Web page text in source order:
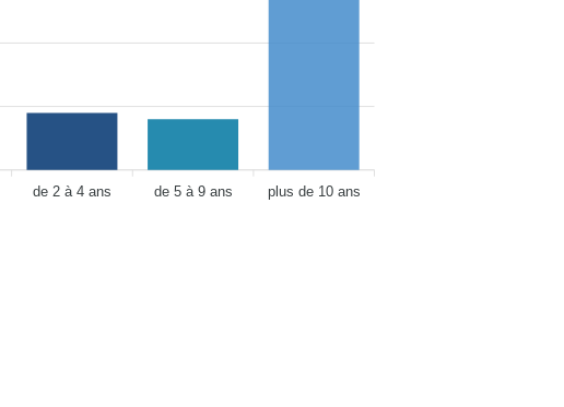
de 2 à 4 ans de 5 à 9 ans plus de 10 ans